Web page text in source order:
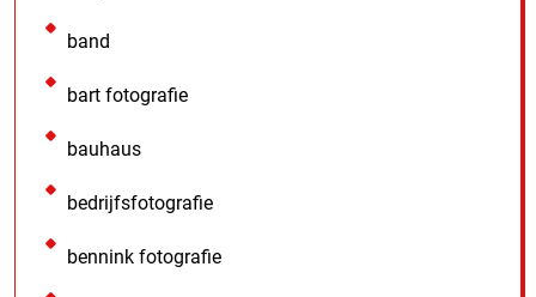
band
bart fotografie
bauhaus
bedrijfsfotografie
bennink fotografie